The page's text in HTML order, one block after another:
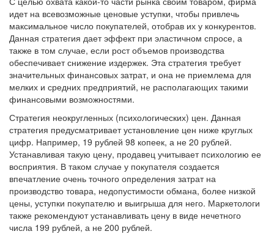
идет на всевозможные ценовые уступки, чтобы привлечь
максимальное число покупателей, отобрав их у конкурентов.
Данная стратегия дает эффект при эластичном спросе, а
также в том случае, если рост объемов производства
обеспечивает снижение издержек. Эта стратегия требует
значительных финансовых затрат, и она не приемлема для
мелких и средних предприятий, не располагающих такими
финансовыми возможностями.
Стратегия неокругленных (психологических) цен. Данная
стратегия предусматривает установление цен ниже круглых
цифр. Например, 19 рублей 98 копеек, а не 20 рублей.
Устанавливая такую цену, продавец учитывает психологию ее
восприятия. В таком случае у покупателя создается
впечатление очень точного определения затрат на
производство товара, недопустимости обмана, более низкой
цены, уступки покупателю и выигрыша для него. Маркетологи
также рекомендуют устанавливать цену в виде нечетного
числа 199 рублей, а не 200 рублей.